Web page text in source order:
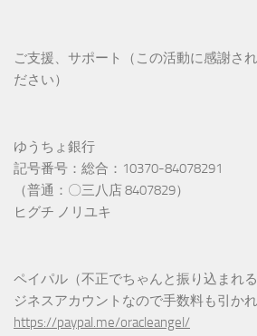
ご支援、サポート（この活動に感謝さ
ださい）
ゆうちょ銀行
記号番号：総合：10370-84078291
（普通：〇三八店 8407829）
ヒグチ ノリユキ
ペイパル（不正でちゃんと振り込まれ
ジネスアカウントなので手数料も引かれ
https://paypal.me/oracleangel/